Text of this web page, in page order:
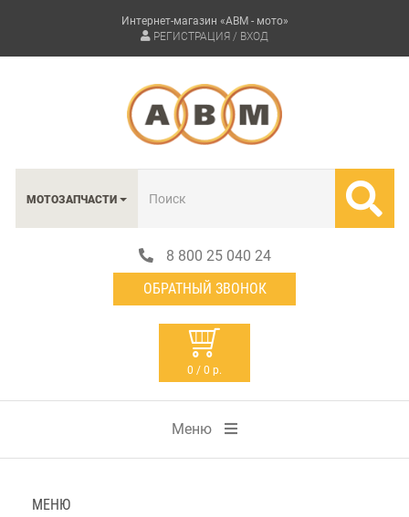
Интернет-магазин «АВМ - мото»
РЕГИСТРАЦИЯ / ВХОД
МОТОЗАПЧАСТИ
8 800 25 040 24
ОБРАТНЫЙ ЗВОНОК
0 / 0 р.
Меню
МЕНЮ